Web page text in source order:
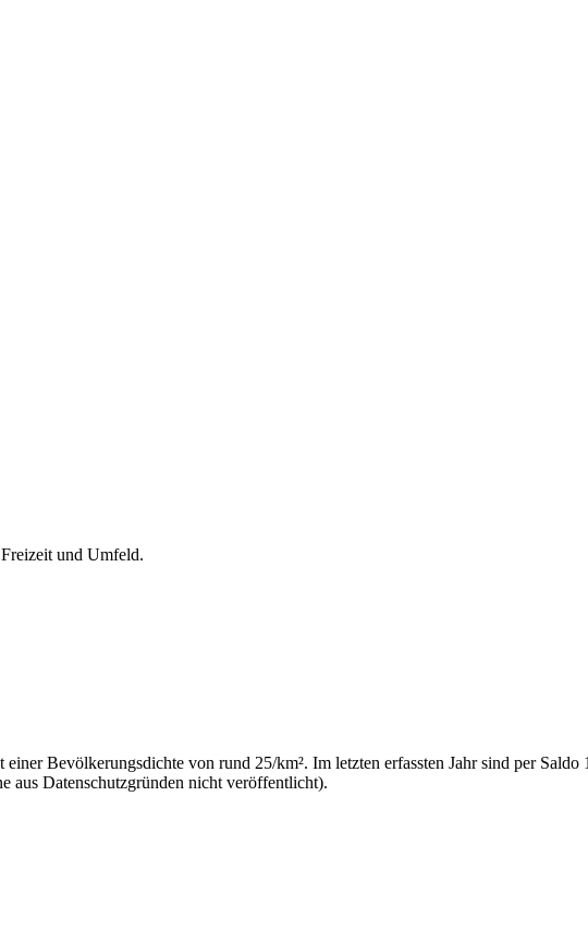
und Umfeld.
Bevölkerungsdichte von rund 25/km². Im letzten erfassten Jahr sind per Saldo
aus Datenschutzgründen nicht veröffentlicht).